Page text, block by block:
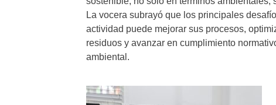
La vocera subrayó que los principales
actividad puede mejorar sus procesos,
residuos y avanzar en cumplimiento
ambiental.